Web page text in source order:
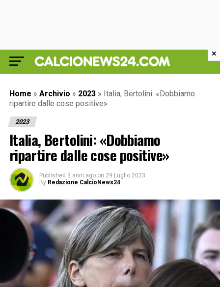
Home » Archivio » 2023 » Italia, Bertolini: «Dobbiamo
ripartire dalle cose positive»
2023
Italia, Bertolini: «Dobbiamo
ripartire dalle cose positive»
Published 3 anni ago on 29 Luglio 2023
By Redazione CalcioNews24
×